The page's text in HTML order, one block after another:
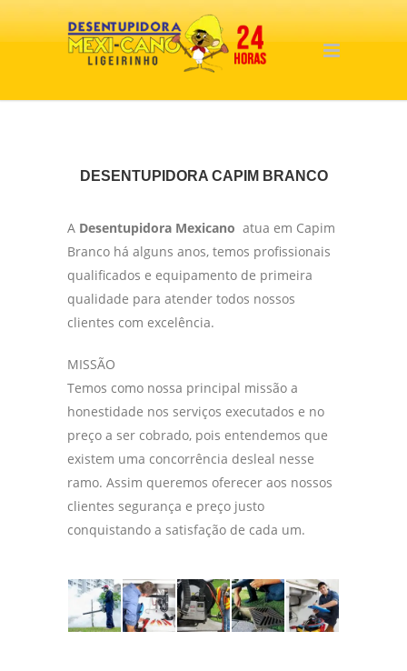
DESENTUPIDORA CAPIM BRANCO
A Desentupidora Mexicano atua em Capim
Branco há alguns anos, temos profissionais
qualificados e equipamento de primeira
qualidade para atender todos nossos
clientes com excelência.
MISSÃO
Temos como nossa principal missão a
honestidade nos serviços executados e no
preço a ser cobrado, pois entendemos que
existem uma concorrência desleal nesse
ramo. Assim queremos oferecer aos nossos
clientes segurança e preço justo
conquistando a satisfação de cada um.